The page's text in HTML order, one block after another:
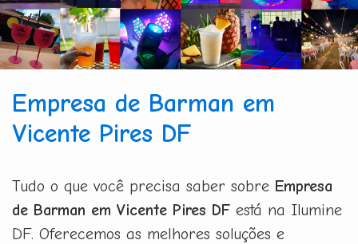
Empresa de Barman em
Vicente Pires DF
Tudo o que você precisa saber sobre Empresa
de Barman em Vicente Pires DF está na Ilumine
DF. Oferecemos as melhores soluções e